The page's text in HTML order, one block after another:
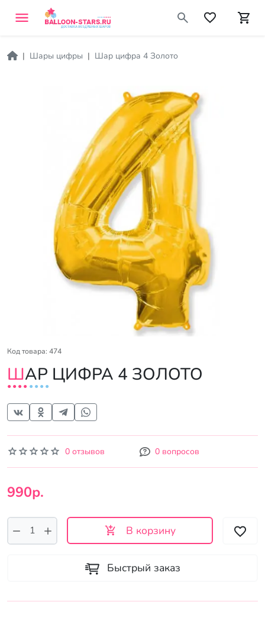
Шары цифры Шар цифра 4 Золото
Код товара: 474
ШАР ЦИФРА 4 ЗОЛОТО
0 отзывов 0 вопросов
990р.
В корзину
Быстрый заказ